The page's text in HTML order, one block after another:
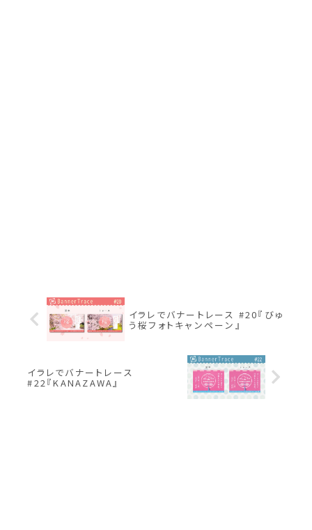
イラレでバナートレース #20『びゅ
う桜フォトキャンペーン』
イラレでバナートレース
#22『KANAZAWA』